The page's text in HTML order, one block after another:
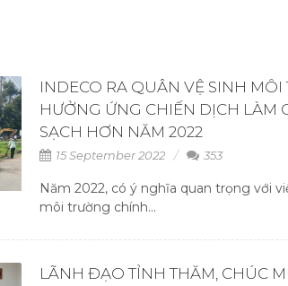
INDECO RA QUÂN VỆ SINH MÔI
HƯỞNG ỨNG CHIẾN DỊCH LÀM
SẠCH HƠN NĂM 2022
15 September 2022 353
Năm 2022, có ý nghĩa quan trọng với
môi trường chính...
LÃNH ĐẠO TỈNH THĂM, CHÚC